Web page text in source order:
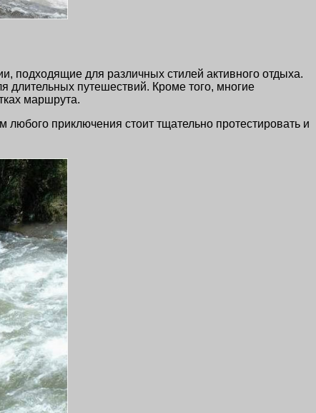
подходящие для различных стилей активного отдыха.
длительных путешествий. Кроме того, многие
маршрута.
приключения стоит тщательно протестировать и